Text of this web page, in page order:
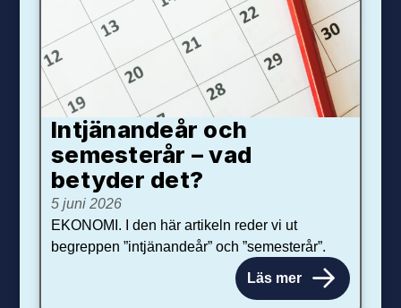
Intjänandeår och
semesterår – vad
betyder det?
5 juni 2026
EKONOMI. I den här artikeln reder vi ut
begreppen ”intjänandeår” och ”semesterår”.
Läs mer